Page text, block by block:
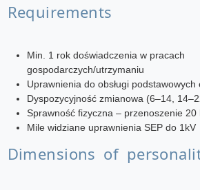
Requirements
Min. 1 rok doświadczenia w pracach
gospodarczych/utrzymaniu
Uprawnienia do obsługi
Dyspozycyjność zmianowa (6–14,
Sprawność fizyczna – przenoszenie 20
Mile widziane uprawnienia SEP do 1kV
Dimensions of